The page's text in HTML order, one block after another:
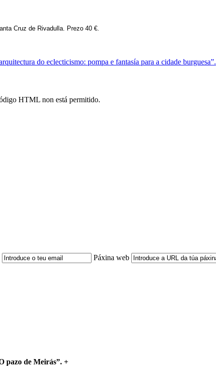
Cruz de Rivadulla. Prezo 40 €.
do eclecticismo: pompa e fantasía para a cidade burguesa”.
HTML non está permitido.
Páxina web
pazo de Meirás”. +